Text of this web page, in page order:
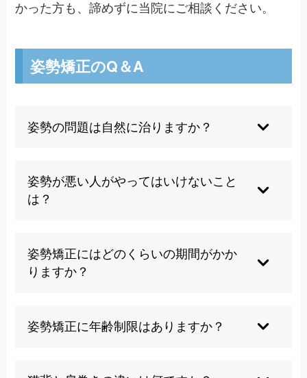
かった方も、諦めずに当院にご相談ください。
姿勢矯正のQ＆A
姿勢の問題は自然に治りますか？
自然治癒は難しいです。正しい施術と生活習慣の
改善、継続的なセルフケアが必要になります。
姿勢が悪い人がやってはいけないこと
は？
かける、柔らかすぎるソファに長時間座る、スマ
ホを見下ろす姿勢を続けることは避けるべきで
姿勢矯正にはどのくらいの期間がかか
りますか？
善により数週間から数ヶ月で改善が期待できま
す。初回施術で効果を実感していただけることが
姿勢矯正に年齢制限はありますか？